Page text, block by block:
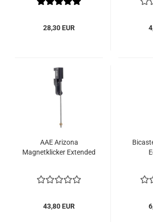
28,30 EUR
AAE Arizona
Magnetklicker Extended
43,80 EUR